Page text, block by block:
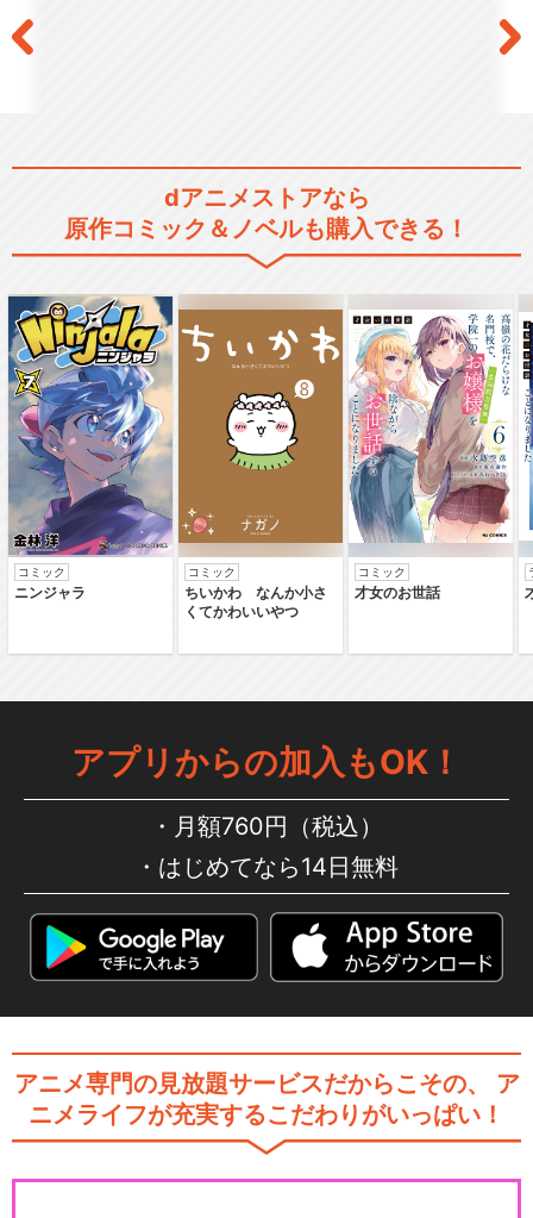
dアニメストアなら
原作コミック＆ノベルも購入できる！
コミック
ニンジャラ
コミック
ちいかわ なんか小さ
くてかわいいやつ
コミック
才女のお世話
アプリからの加入もOK！
月額760円（税込）
はじめてなら14日無料
アニメ専門の見放題サービスだからこその、
ア
ニメライフが充実するこだわりがいっぱい！